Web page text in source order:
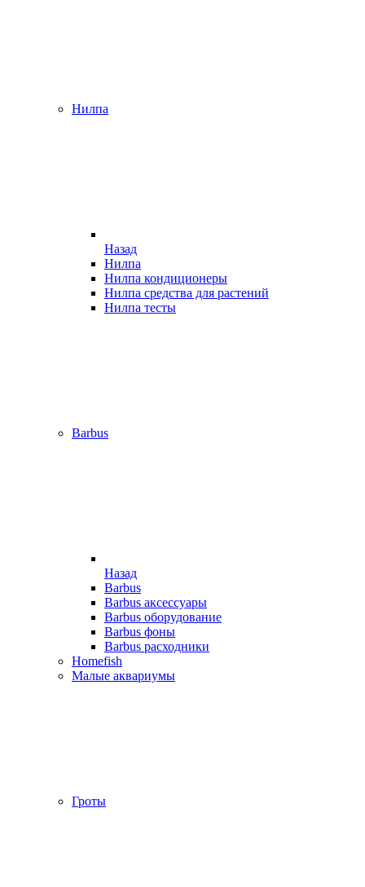
Нилпа
Назад
Нилпа
Нилпа кондиционеры
Нилпа средства для растений
Нилпа тесты
Barbus
Назад
Barbus
Barbus аксессуары
Barbus оборудование
Barbus фоны
Barbus расходники
Homefish
Малые аквариумы
Гроты